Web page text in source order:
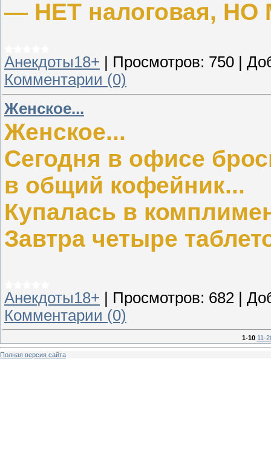
— НЕТ налоговая,
Анекдоты18+ Просмотров: 750
Комментарии (0)
Женское...
Женское...
Сегодня в офисе
в общий кофейник...
Купалась в
Завтра четыре
Анекдоты18+ Просмотров: 682
Комментарии (0)
1-10 11-
Полная версия сайта